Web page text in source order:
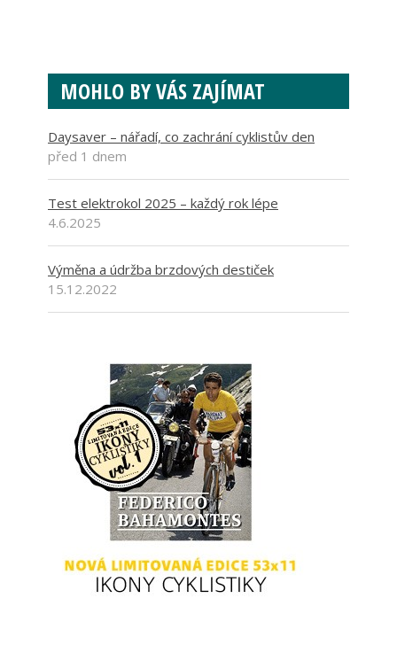
MOHLO BY VÁS ZAJÍMAT
Daysaver – nářadí, co zachrání cyklistův den
před 1 dnem
Test elektrokol 2025 – každý rok lépe
4.6.2025
Výměna a údržba brzdových destiček
15.12.2022